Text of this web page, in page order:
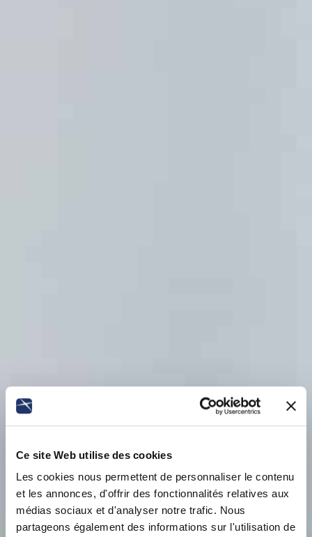
Ce site Web utilise des cookies
Les cookies nous permettent de personnaliser le contenu
et les annonces, d'offrir des fonctionnalités relatives aux
médias sociaux et d'analyser notre trafic. Nous
partageons également des informations sur l'utilisation de